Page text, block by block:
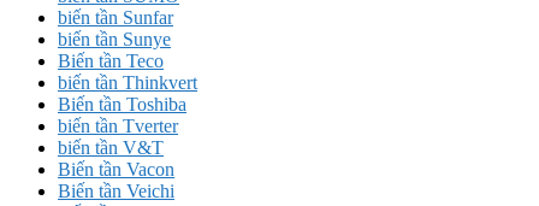
biến tần Sunfar
biến tần Sunye
Biến tần Teco
biến tần Thinkvert
Biến tần Toshiba
biến tần Tverter
biến tần V&T
Biến tần Vacon
Biến tần Veichi